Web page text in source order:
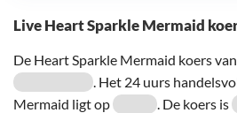
Live Heart Sparkle Mermaid
De Heart Sparkle Mermaid koers
. Het 24 uurs
Mermaid ligt op
. De koers is